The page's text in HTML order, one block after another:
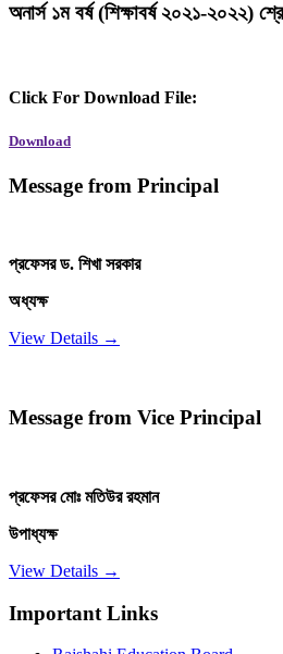
অনার্স ১ম বর্ষ (শিক্ষাবর্ষ ২০২১-২০২২)
Click For Download File:
Download
Message from Principal
প্রফেসর ড. শিখা সরকার
অধ্যক্ষ
View Details →
Message from Vice Principal
প্রফেসর মোঃ মতিউর রহমান
উপাধ্যক্ষ
View Details →
Important Links